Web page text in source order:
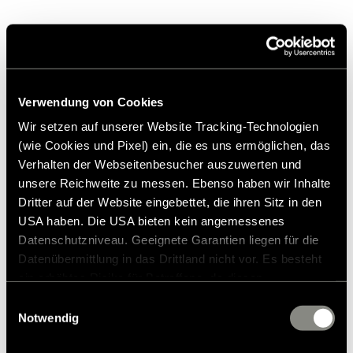
Verwendung von Cookies
Wir setzen auf unserer Website Tracking-Technologien
(wie Cookies und Pixel) ein, die es uns ermöglichen, das
Verhalten der Webseitenbesucher auszuwerten und
unsere Reichweite zu messen. Ebenso haben wir Inhalte
Dritter auf der Website eingebettet, die ihren Sitz in den
USA haben. Die USA bieten kein angemessenes
Datenschutzniveau. Geeignete Garantien liegen für die
Datenübermittlung in das Drittland nicht vor. Es besteht
zustehen. Eingesetzte Dienstleister können Daten für
Notwendig